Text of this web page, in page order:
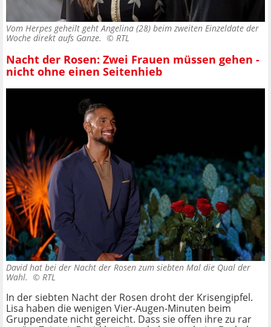
Vom Herpes geheilt geht Angelina (28) beim zweiten Einzeldate der
Woche direkt aufs Ganze. © RTL
Nacht der Rosen: Zwei Frauen müssen gehen -
nicht ohne einen Seitenhieb
David hat bei der Nacht der Rosen zum siebten Mal die Qual der
Wahl. © RTL
In der siebten Nacht der Rosen droht der Krisengipfel.
Lisa haben die wenigen Vier-Augen-Minuten beim
Gruppendate nicht gereicht. Dass sie offen ihre zu rar